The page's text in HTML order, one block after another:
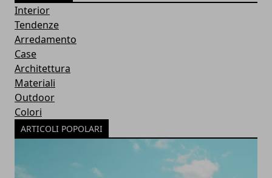
Interior
Tendenze
Arredamento
Case
Architettura
Materiali
Outdoor
Colori
ARTICOLI POPOLARI